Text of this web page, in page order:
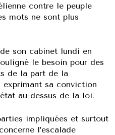
contre le peuple
mots ne sont plus
son cabinet lundi en
le besoin pour des
de la part de la
exprimant sa conviction
au-dessus de la loi.
impliquées et surtout
l’escalade